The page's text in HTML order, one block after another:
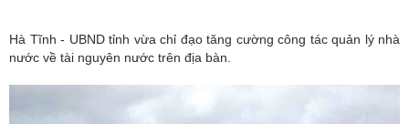
Hà Tĩnh - UBND tỉnh vừa chỉ đạo tăng cường công tác quản lý nhà
nước về tài nguyên nước trên địa bàn.